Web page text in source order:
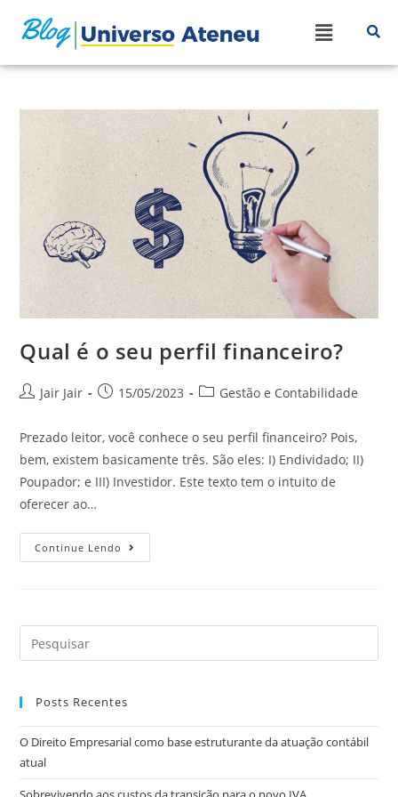
Qual é o seu perfil financeiro?
Jair Jair 15/05/2023 Gestão e Contabilidade
Prezado leitor, você conhece o seu perfil financeiro? Pois,
bem, existem basicamente três. São eles: I) Endividado; II)
Poupador; e III) Investidor. Este texto tem o intuito de
oferecer ao…
Continue Lendo
Posts Recentes
O Direito Empresarial como base estruturante da atuação contábil
atual